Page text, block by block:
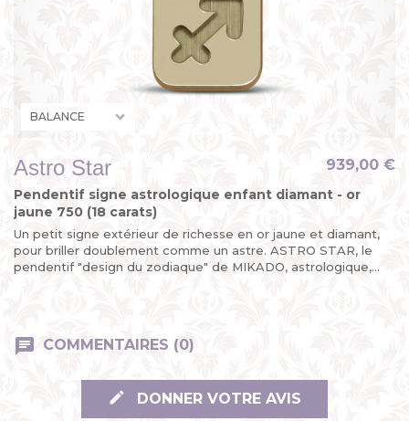
Astro Star
Pendentif signe astrologique enfant diamant - or
jaune 750 (18 carats)
Un petit signe extérieur de richesse en or jaune et diamant,
pour briller doublement comme un astre. ASTRO STAR, le
pendentif "design du zodiaque" de MIKADO, astrologique,...
939,00 €
COMMENTAIRES (0)
DONNER VOTRE AVIS